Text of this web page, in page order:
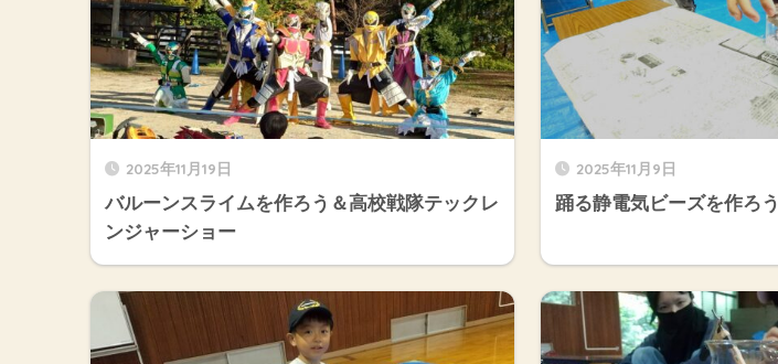
2025年11月19日
バルーンスライムを作ろう＆高校戦隊テックレ
ンジャーショー
2025年11月9日
踊る静電気ビーズを作ろう